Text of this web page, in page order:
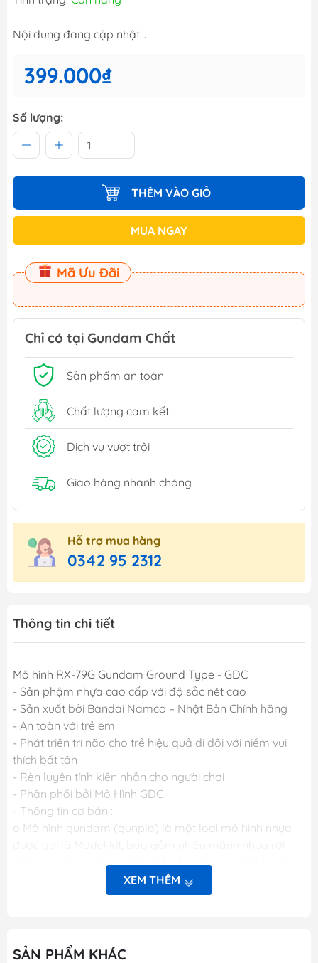
Nội dung đang cập nhật...
399.000₫
Số lượng:
THÊM VÀO GIỎ
MUA NGAY
Mã Ưu Đãi
Chỉ có tại Gundam Chất
Sản phẩm an toàn
Chất lượng cam kết
Dịch vụ vượt trội
Giao hàng nhanh chóng
Hỗ trợ mua hàng
0342 95 2312
Thông tin chi tiết
Mô hình RX-79G Gundam Ground Type - GDC
- Sản phậm nhựa cao cấp với độ sắc nét cao
- Sản xuất bởi Bandai Namco – Nhật Bản Chính hãng
- An toàn với trẻ em
- Phát triển trí não cho trẻ hiệu quả đi đôi với niềm vui
thích bất tận
- Rèn luyện tính kiên nhẫn cho người chơi
- Phân phối bởi Mô Hình GDC
- Thông tin cơ bản :
o Mô hình gundam (gunpla) là một loại mô hình nhựa
được gọi là part (bộ phận), khi lắp ráp các part lại với
nhau sẽ được mô hình hoàn chỉnh. Các mảnh nhựa rời
này được gắn trên khung nhựa gọi là runner. Mỗi một
trong giới thiệu sơ lược về mẫu Gundam trong hộp và
XEM THÊM
SẢN PHẨM KHÁC